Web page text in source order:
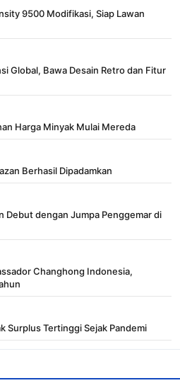
9500 Modifikasi, Siap Lawan
Global, Bawa Desain Retro dan Fitur
Harga Minyak Mulai Mereda
Berhasil Dipadamkan
Debut dengan Jumpa Penggemar di
Changhong Indonesia,
Surplus Tertinggi Sejak Pandemi